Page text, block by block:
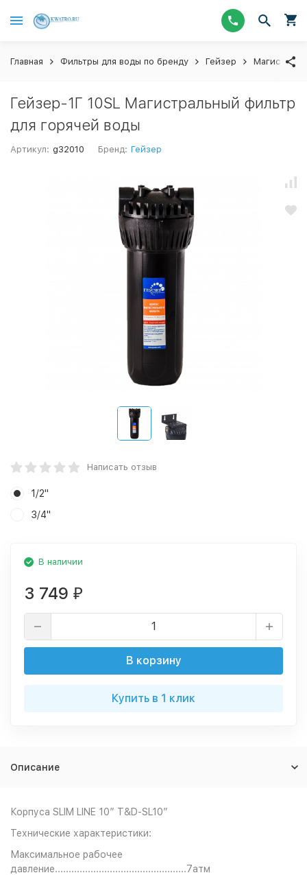
Главная Фильтры для воды по бренду Гейзер
Гейзер-1Г 10SL Магистральный фильтр
для горячей воды
Артикул: g32010 Бренд: Гейзер
Написать отзыв
1/2"
3/4"
В наличии
3 749 ₽
В корзину
Купить в 1 клик
Описание
Корпуса SLIM LINE 10” T&D-SL10”
Технические характеристики:
Максимальное рабочее
давление................................................7атм